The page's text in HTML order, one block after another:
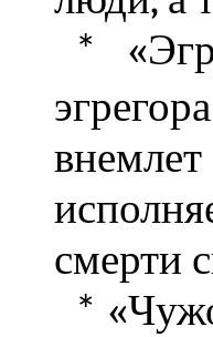
*
смерти
*